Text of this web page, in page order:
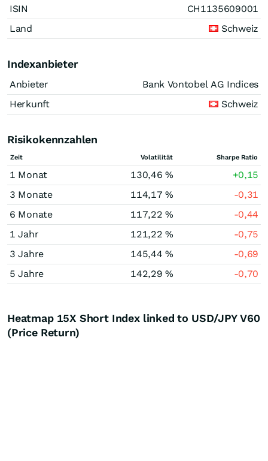
ISIN
CH1135609001
Land
Schweiz
Indexanbieter
Anbieter
Bank Vontobel AG Indices
Herkunft
Schweiz
Risikokennzahlen
Zeit Volatilität Sharpe Ratio
1 Monat 130,46 %
+0,15
3 Monate
114,17 %
-0,31
6 Monate
117,22 %
-0,44
1 Jahr
121,22 %
-0,75
3 Jahre
145,44 %
-0,69
5 Jahre
142,29 % -0,70
Heatmap 15X Short Index linked to USD/JPY V60
(Price Return)